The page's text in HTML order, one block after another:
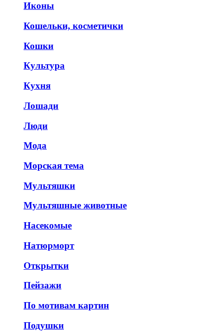
Иконы
Кошельки, косметички
Кошки
Культура
Кухня
Лошади
Люди
Мода
Морская тема
Мультяшки
Мультяшные животные
Насекомые
Натюрморт
Открытки
Пейзажи
По мотивам картин
Подушки